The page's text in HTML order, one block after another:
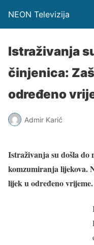
NEON Televizija
Istraživanja
činjenica:
određeno
Admir Karić
Istraživanja su došla do
komzumiranja lijekova.
lijek u određeno vrijeme.